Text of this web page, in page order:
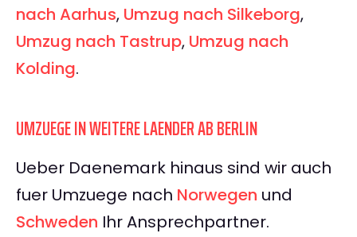
nach Aarhus, Umzug nach Silkeborg,
Umzug nach Tastrup, Umzug nach
Kolding.
UMZUEGE IN WEITERE LAENDER AB BERLIN
Ueber Daenemark hinaus sind wir auch
fuer Umzuege nach Norwegen und
Schweden Ihr Ansprechpartner.